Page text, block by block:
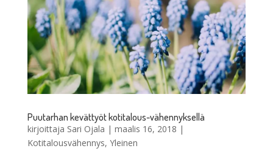
Puutarhan kevättyöt kotitalous-vähennyksellä
kirjoittaja Sari Ojala | maalis 16, 2018 |
Kotitalousvähennys, Yleinen